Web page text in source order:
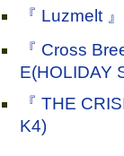
『 Luzmelt
『 Cross
E(HOLIDAY
『 THE
K4)